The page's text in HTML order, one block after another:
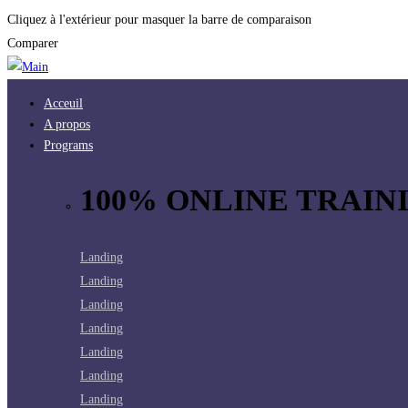
Cliquez à l'extérieur pour masquer la barre de comparaison
Comparer
Acceuil
A propos
Programs
100% ONLINE
Landing
Landing
Landing
Landing
Landing
Landing
Landing